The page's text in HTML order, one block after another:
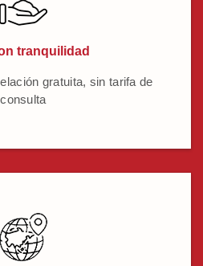
tranquilidad
gratuita, sin tarifa de
consulta